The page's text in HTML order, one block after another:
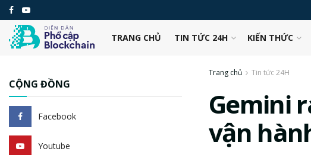
TRANG CHỦ TIN TỨC 24H KIẾN THỨC
Trang chủ Tin tức 24H
Gemini
vận
CỘNG ĐỒNG
Facebook
Youtube